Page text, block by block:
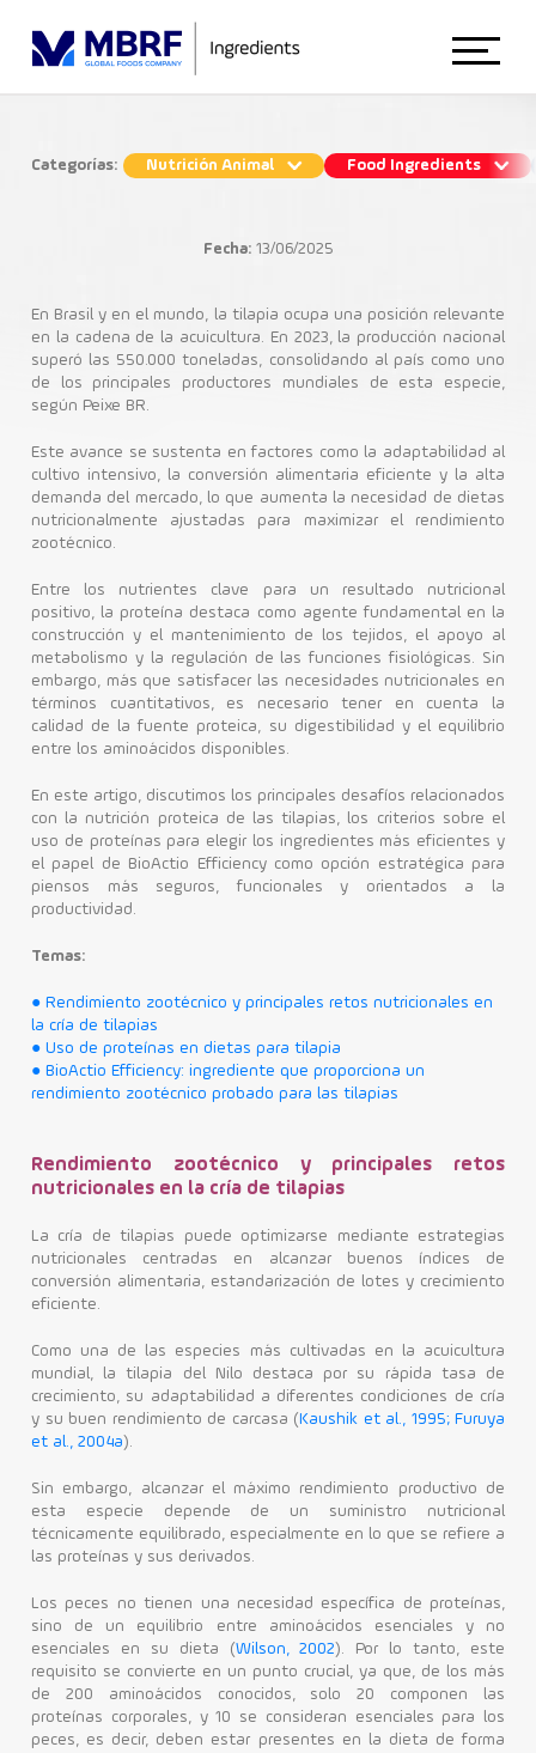
Animal Nutrition
Food Ingredients
Blog
Contacto
nutrición de las tilapias
Nutrición Animal
Acuicultura Cría de Peces Ingredientes Nutricionales
Categorías: Nutrición Animal Food Ingredients
Fecha:13/06/2025
En Brasil y en el mundo, la tilapia ocupa una posición relevante
en la cadena de la acuicultura. En 2023, la producción nacional
superó las 550.000 toneladas, consolidando al país como uno
de los principales productores mundiales de esta especie,
según Peixe BR.
Este avance se sustenta en factores como la adaptabilidad al
cultivo intensivo, la conversión alimentaria eficiente y la alta
demanda del mercado, lo que aumenta la necesidad de dietas
nutricionalmente ajustadas para maximizar el rendimiento
zootécnico.
Entre los nutrientes clave para un resultado nutricional
positivo, la proteína destaca como agente fundamental en la
construcción y el mantenimiento de los tejidos, el apoyo al
metabolismo y la regulación de las funciones fisiológicas. Sin
embargo, más que satisfacer las necesidades nutricionales en
términos cuantitativos, es necesario tener en cuenta la
calidad de la fuente proteica, su digestibilidad y el equilibrio
entre los aminoácidos disponibles.
En este artigo, discutimos los principales desafíos relacionados
con la nutrición proteica de las tilapias, los criterios sobre el
uso de proteínas para elegir los ingredientes más eficientes y
el papel de BioActio Efficiency como opción estratégica para
piensos más seguros, funcionales y orientados a la
productividad.
Temas:
● Rendimiento zootécnico y principales retos nutricionales en
la cría de tilapias
● Uso de proteínas en dietas para tilapia
● BioActio Efficiency: ingrediente que proporciona un
rendimiento zootécnico probado para las tilapias
Rendimiento zootécnico y principales retos
nutricionales en la cría de tilapias
La cría de tilapias puede optimizarse mediante estrategias
nutricionales centradas en alcanzar buenos índices de
conversión alimentaria, estandarización de lotes y crecimiento
eficiente.
Como una de las especies más cultivadas en la acuicultura
mundial, la tilapia del Nilo destaca por su rápida tasa de
crecimiento, su adaptabilidad a diferentes condiciones de cría
y su buen rendimiento de carcasa ( Kaushik et al., 1995; Furuya
et al., 2004a).
Sin embargo, alcanzar el máximo rendimiento productivo de
esta especie depende de un suministro nutricional
técnicamente equilibrado, especialmente en lo que se refiere a
las proteínas y sus derivados.
Los peces no tienen una necesidad específica de proteínas,
sino de un equilibrio entre aminoácidos esenciales y no
esenciales en su dieta (Wilson, 2002). Por lo tanto, este
requisito se convierte en un punto crucial, ya que, de los más
de 200 aminoácidos conocidos, solo 20 componen las
proteínas corporales, y 10 se consideran esenciales para los
peces, es decir, deben estar presentes en la dieta de forma